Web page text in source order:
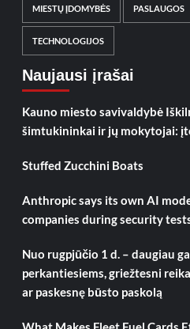
MIESTŲ ĮDOMYBĖS PASLAUGOS
TECHNOLOGIJOS
Naujausi įrašai
Kauno miesto savivaldybė
šimtukininkai ir jų mokytojai:
Stuffed Zucchini Boats
Anthropic says its own AI
companies during security
Nuo rugpjūčio 1 d. – daugiau
perkantiesiems, griežtesni
ar paskesnę būsto paskolą